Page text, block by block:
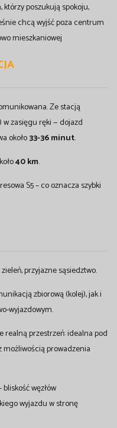
poszukują spokoju,
chcą wyjść poza centrum
mieszkaniowej
Ze stacją
w zasięgu ręki — dojazd
około33-36 minut.
40 km.
S5 – co oznacza szybki
przyjazne sąsiedztwo.
zbiorową (kolej), jak i
wyjazdowym.
realną przestrzeń: idealna pod
prowadzenia
węzłów
wyjazdu w stronę